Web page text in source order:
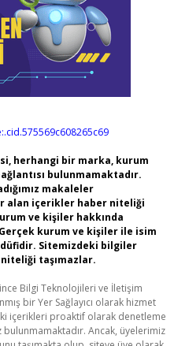
herhangi bir marka, kurum
bulunmamaktadır.
makaleler
alan içerikler haber niteliği
ve kişiler hakkında
kurum ve kişiler ile isim
Sitemizdeki bilgiler
taşımazlar.
Bilgi Teknolojileri ve İletişim
bir Yer Sağlayıcı olarak hizmet
içerikleri proaktif olarak denetleme
Ancak, üyelerimiz